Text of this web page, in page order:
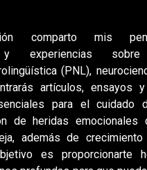
comparto mis
y experiencias sobre
(PNL),
artículos, ensayos
para el cuidado
de heridas emocionales
además de
es proporcionarte